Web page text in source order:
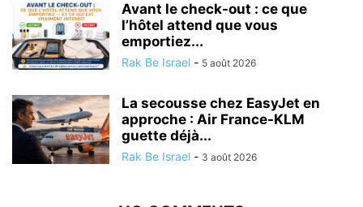
Avant le check-out : ce que
l’hôtel attend que vous
emportiez...
Rak Be Israel - 5 août 2026
La secousse chez EasyJet en
approche : Air France-KLM
guette déjà...
Rak Be Israel - 3 août 2026